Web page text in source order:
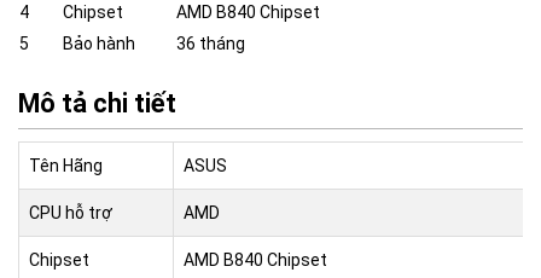
4
Chipset
AMD B840 Chipset
5
Bảo hành 36 tháng
Mô tả chi tiết
Tên Hãng ASUS
CPU hỗ trợ AMD
Chipset AMD B840 Chipset